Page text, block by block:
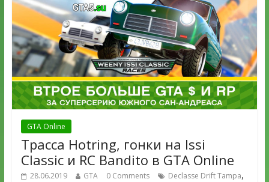
GTA Online
Трасса Hotring, гонки на Issi
Classic и RC Bandito в GTA Online
28.06.2019 GTA 0 Comments Declasse Drift Tampa,